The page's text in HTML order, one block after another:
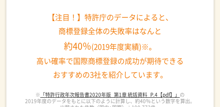
【注目！】特許庁のデータによると、
商標登録全体の失敗率はなんと
約40％(2019年度実績)※。
高い確率で国際商標登録の成功が期待できる
おすすめの3社を紹介しています。
※ 「特許行政年次報告書2020年版_第1章 統括資料_P.4【pdf】」 の
2019年度のデータをもとに以下のように計算し、約40％という数字を算出。